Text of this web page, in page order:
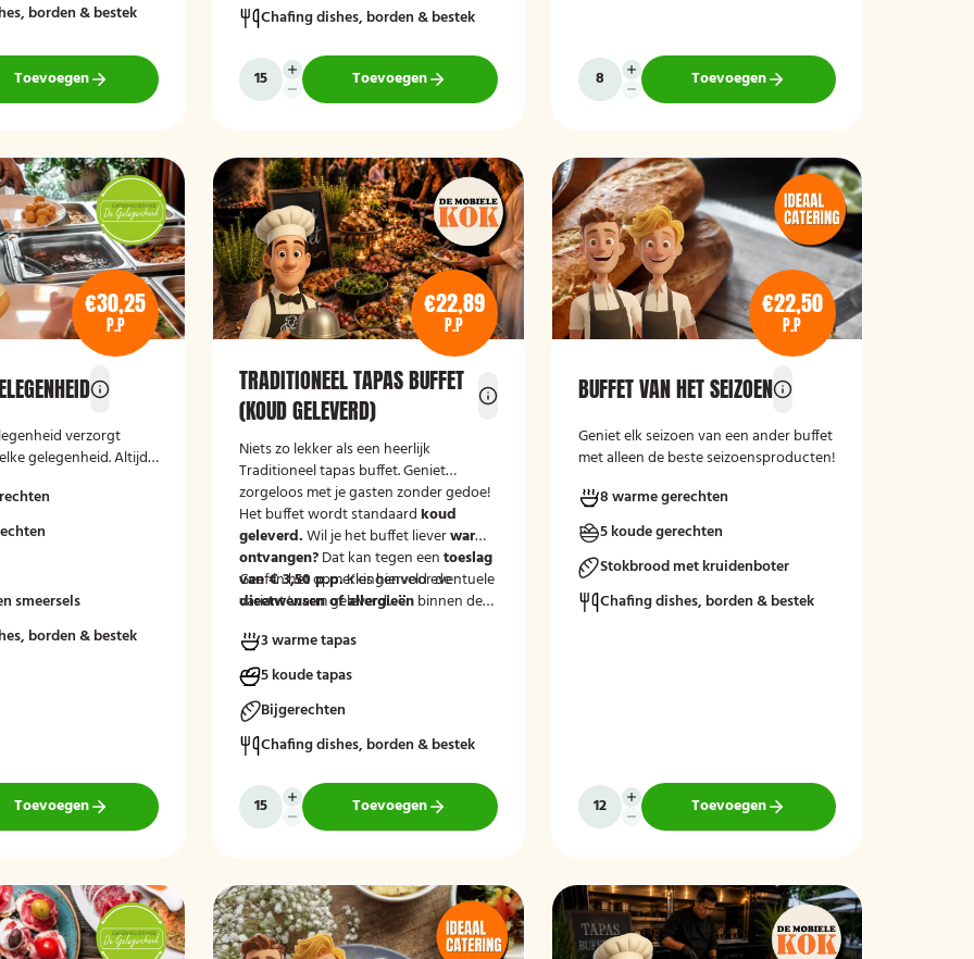
borden & bestek
Toevoegen
Chafing dishes, borden & bestek
Toevoegen Toevoegen
€30,25
P.P
verzorgt
gelegenheid. Altijd
smeersels
borden & bestek
Toevoegen
€22,89
P.P
TRADITIONEEL TAPAS BUFFET
(KOUD GELEVERD)
Niets zo lekker als een heerlijk
Traditioneel tapas buffet. Geniet
zorgeloos met je gasten zonder gedoe!
Het buffet wordt standaardkoud
geleverd.Wil je het buffet lieverwarm
ontvangen?Dat kan tegen eentoeslag
van € 3,50 p.p.Kies hiervoor de
variant 'warm geleverd'.
Geef in het opmerkingenveld eventuele
dieetwensen of allergieënbinnen de
mee kunnen houden.
3 warme tapas
5 koude tapas
Bijgerechten
Chafing dishes, borden & bestek
Toevoegen
€22,50
P.P
BUFFET VAN HET SEIZOEN
Geniet elk seizoen van een ander buffet
met alleen de beste seizoensproducten!
8 warme gerechten
5 koude gerechten
Stokbrood met kruidenboter
Chafing dishes, borden & bestek
Toevoegen